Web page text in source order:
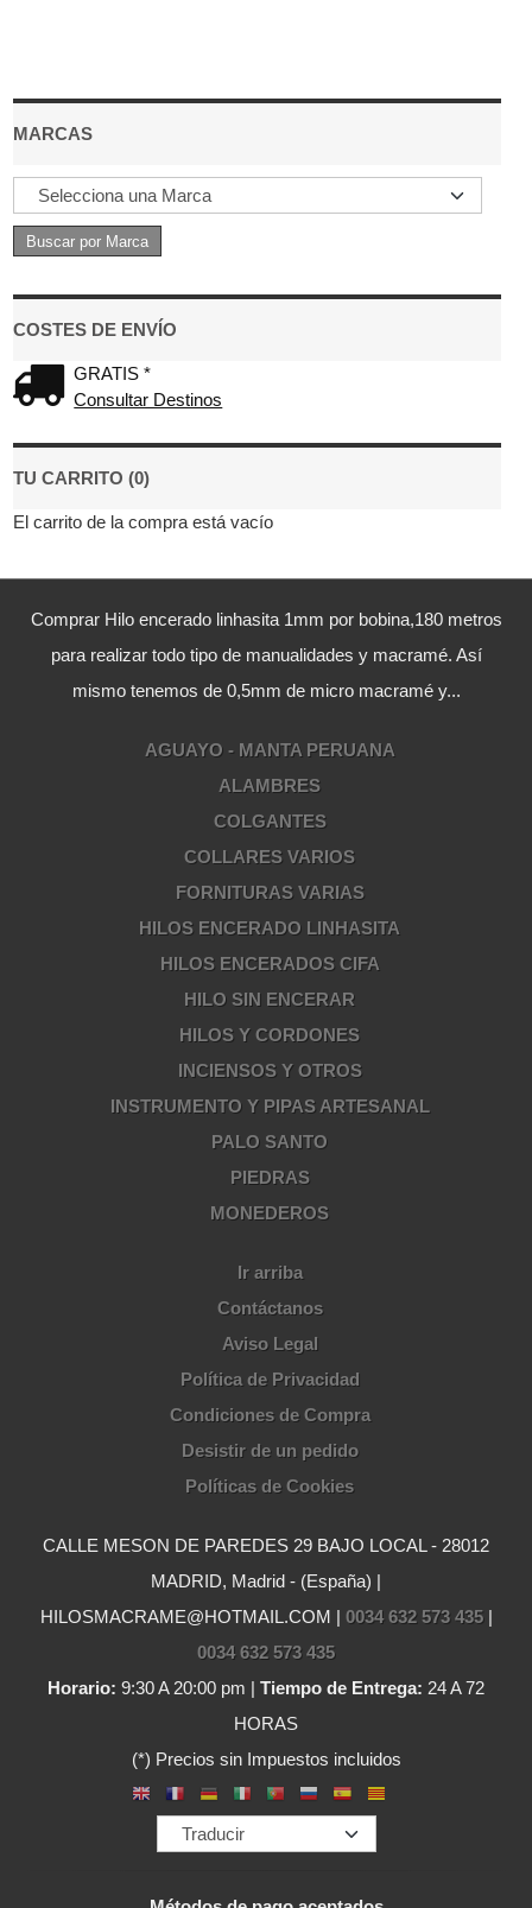
MARCAS
COSTES DE ENVÍO
GRATIS *
Consultar Destinos
TU CARRITO (0)
El carrito de la compra está vacío
Comprar Hilo encerado linhasita 1mm por bobina,180 metros
para realizar todo tipo de manualidades y macramé. Así
mismo tenemos de 0,5mm de micro macramé y...
AGUAYO - MANTA PERUANA
ALAMBRES
COLGANTES
COLLARES VARIOS
FORNITURAS VARIAS
HILOS ENCERADO LINHASITA
HILOS ENCERADOS CIFA
HILO SIN ENCERAR
HILOS Y CORDONES
INCIENSOS Y OTROS
INSTRUMENTO Y PIPAS ARTESANAL
PALO SANTO
PIEDRAS
MONEDEROS
Ir arriba
Contáctanos
Aviso Legal
Política de Privacidad
Condiciones de Compra
Desistir de un pedido
Políticas de Cookies
CALLE MESON DE PAREDES 29 BAJO LOCAL - 28012
MADRID, Madrid - (España) |
HILOSMACRAME@HOTMAIL.COM | 0034 632 573 435|
0034 632 573 435
Horario: 9:30 A 20:00 pm | Tiempo de Entrega: 24 A 72
HORAS
(*) Precios sin Impuestos incluidos